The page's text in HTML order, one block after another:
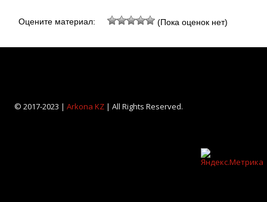
Оцените материал: (Пока оценок нет)
© 2017-2023 | Arkona KZ| All Rights Reserved.